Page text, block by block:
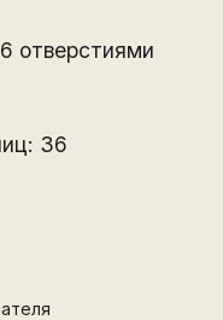
отверстиями
36